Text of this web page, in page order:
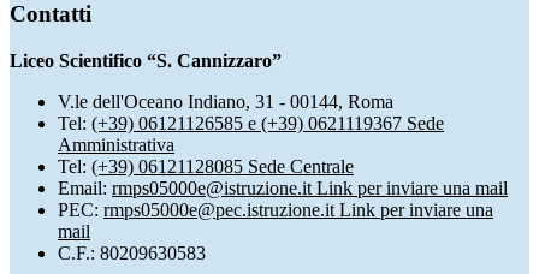
Contatti
Liceo Scientifico “S. Cannizzaro”
V.le dell'Oceano Indiano, 31 - 00144, Roma
Tel: (+39) 06121126585 e (+39) 0621119367 Sede
Amministrativa
Tel: (+39) 06121128085 Sede Centrale
Email: rmps05000e@istruzione.it Link per inviare una mail
PEC: rmps05000e@pec.istruzione.it Link per inviare una
mail
C.F.: 80209630583